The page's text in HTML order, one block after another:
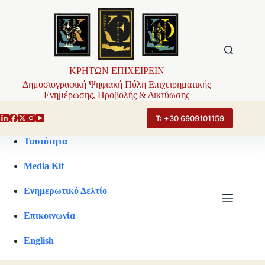
ΚΡΗΤΩΝ ΕΠΙΧΕΙΡΕΙΝ
Δημοσιογραφική Ψηφιακή Πύλη Επιχειρηματικής
Ενημέρωσης, Προβολής & Δικτύωσης
Τ: +30 6909101159
Ταυτότητα
Media Kit
Ενημερωτικό Δελτίο
Επικοινωνία
English